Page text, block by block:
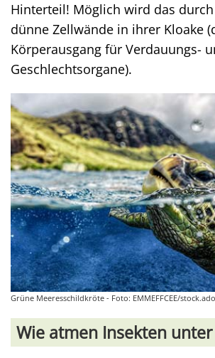
Hinterteil! Möglich wird das
dünne Zellwände in ihrer Kloake
Körperausgang für Verdauungs-
Geschlechtsorgane).
Grüne Meeresschildkröte - Foto: EMMEFFCEE/
Wie atmen Insekten unter